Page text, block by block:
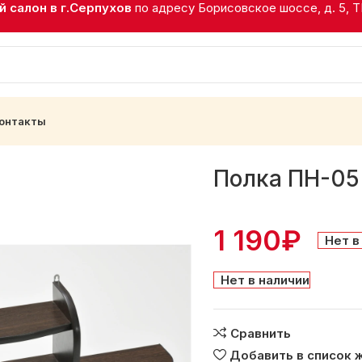
салон в г.Серпухов по адресу Борисовское шоссе, д. 5,
Полка ПН-05
1 190₽ Нет в
Нет в наличии
Сравнить
Добавить в список